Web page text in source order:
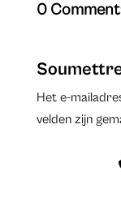
0
Het e-
velden zijn